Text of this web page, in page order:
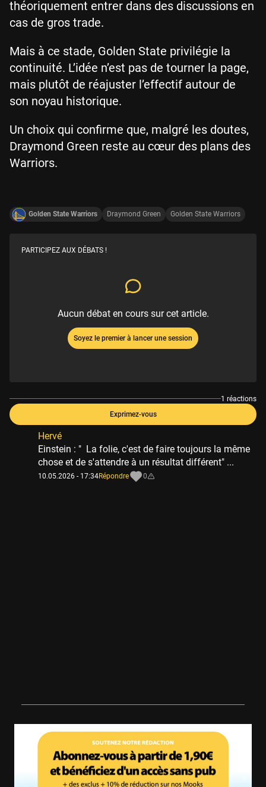
théoriquement entrer dans des discussions en
cas de gros trade.
Mais à ce stade, Golden State privilégie la
continuité. L’idée n’est pas de tourner la page,
mais plutôt de réajuster l’effectif autour de
son noyau historique.
Un choix qui confirme que, malgré les doutes,
Draymond Green reste au cœur des plans des
Warriors.
Golden State Warriors Draymond Green Golden State Warriors
PARTICIPEZ AUX DÉBATS !
Aucun débat en cours sur cet article.
Soyez le premier à lancer une session
1 réactions
Exprimez-vous
Hervé
Einstein : " La folie, c'est de faire toujours la même
chose et de s'attendre à un résultat différent" ...
10.05.2026 - 17:34Répondre 0